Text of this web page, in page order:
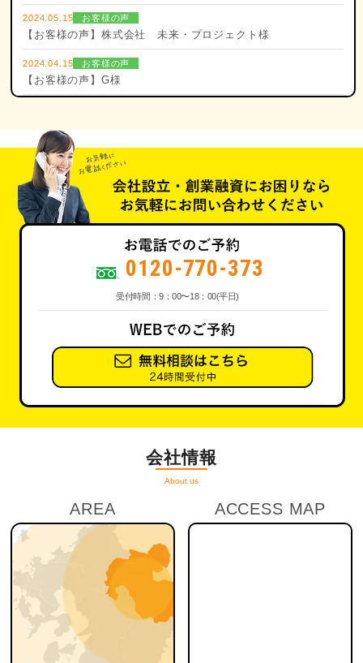
2024.05.15 お客様の声
【お客様の声】株式会社 未来・プロジェクト様
2024.04.15 お客様の声
【お客様の声】G様
0120-770-373
受付時間：9：00〜18：00(平日)
会社情報
About us
AREA ACCESS MAP